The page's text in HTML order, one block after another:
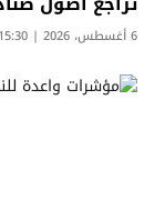
6 أغسطس، 2026 | 15:30